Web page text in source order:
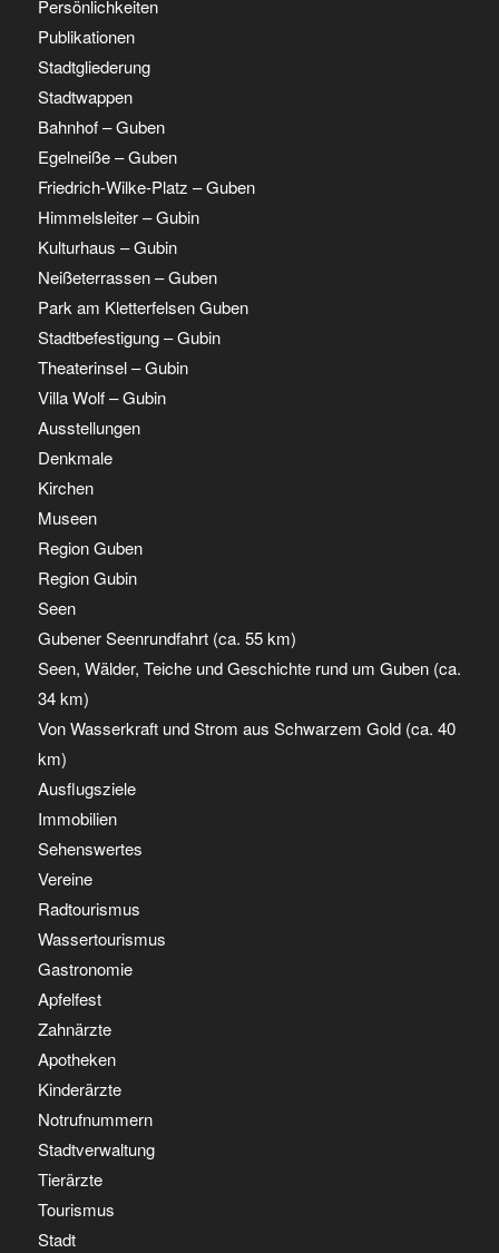
Persönlichkeiten
Publikationen
Stadtgliederung
Stadtwappen
Bahnhof – Guben
Egelneiße – Guben
Friedrich-Wilke-Platz – Guben
Himmelsleiter – Gubin
Kulturhaus – Gubin
Neißeterrassen – Guben
Park am Kletterfelsen Guben
Stadtbefestigung – Gubin
Theaterinsel – Gubin
Villa Wolf – Gubin
Ausstellungen
Denkmale
Kirchen
Museen
Region Guben
Region Gubin
Seen
Gubener Seenrundfahrt (ca. 55 km)
Seen, Wälder, Teiche und Geschichte rund um Guben (ca.
34 km)
Von Wasserkraft und Strom aus Schwarzem Gold (ca. 40
km)
Ausflugsziele
Immobilien
Sehenswertes
Vereine
Radtourismus
Wassertourismus
Gastronomie
Apfelfest
Zahnärzte
Apotheken
Kinderärzte
Notrufnummern
Stadtverwaltung
Tierärzte
Tourismus
Stadt